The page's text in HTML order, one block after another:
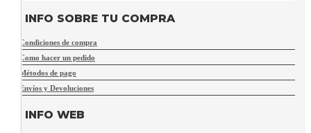
INFO SOBRE TU COMPRA
Condiciones de compra
Como hacer un pedido
Métodos de pago
Envíos y Devoluciones
INFO WEB